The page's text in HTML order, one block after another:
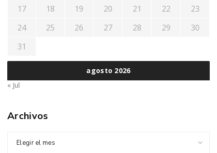
agosto 2026
17 18 19 20 21 22
23
24
25 26 27 28 29
30
31
« Jul
Archivos
Elegir el mes